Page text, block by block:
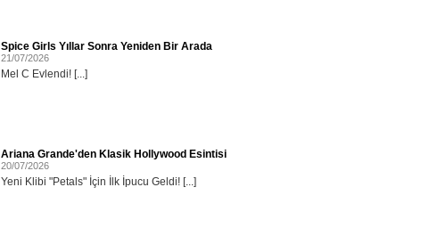
Spice Girls Yıllar Sonra Yeniden Bir Arada
21/07/2026
Mel C Evlendi! [...]
Ariana Grande'den Klasik Hollywood Esintisi
20/07/2026
Yeni Klibi "Petals" İçin İlk İpucu Geldi! [...]